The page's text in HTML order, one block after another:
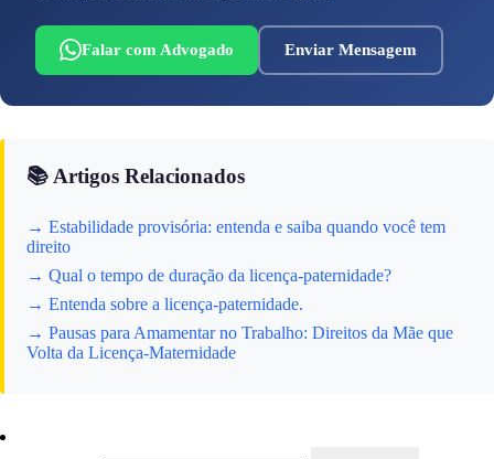
Falar com Advogado Enviar Mensagem
📚 Artigos Relacionados
→ Estabilidade provisória: entenda e saiba quando você tem
direito
→ Qual o tempo de duração da licença-paternidade?
→ Entenda sobre a licença-paternidade.
→ Pausas para Amamentar no Trabalho: Direitos da Mãe que
Volta da Licença-Maternidade